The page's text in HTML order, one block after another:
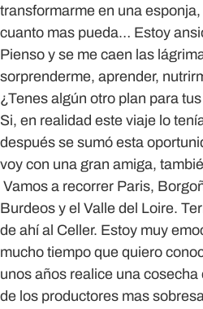
transformarme en una
cuanto mas pueda… Estoy
Pienso y se me caen las
sorprenderme, aprender,
¿Tenes algún otro plan para
Si, en realidad este viaje lo
después se sumó esta
voy con una gran amiga,
Vamos a recorrer Paris,
Burdeos y el Valle del Loire.
de ahí al Celler. Estoy muy
mucho tiempo que quiero
unos años realice una
de los productores mas